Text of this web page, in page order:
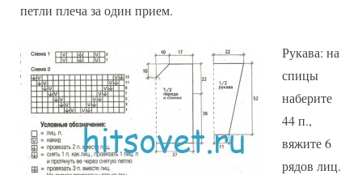
петли плеча за один прием.
Рукава: на
спицы
наберите
44 п.,
вяжите 6
рядов лиц.